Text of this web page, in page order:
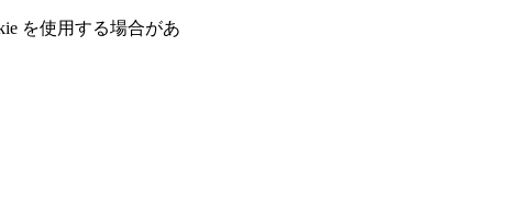
を使⽤する場合があ